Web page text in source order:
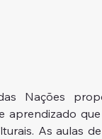
Nações
aprendizado
As aulas de